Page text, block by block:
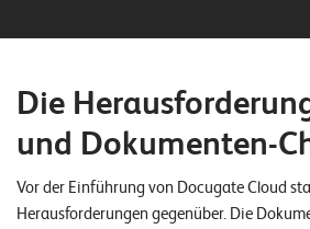
n
e
r
n
e
Die
und Dokumenten-
Vor der Einführung von Docugate Cloud
Herausforderungen gegenüber. Die